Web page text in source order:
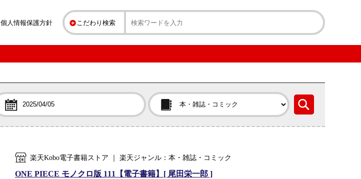
こだわり検索
個人情報保護方針
楽天Kobo電子書籍ストア ｜ 楽天ジャンル：本・雑誌・コミック
ONE PIECE モノクロ版 111【電子書籍】[ 尾田栄一郎 ]